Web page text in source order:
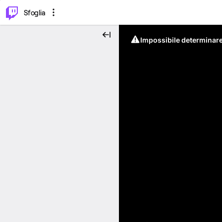
Sfoglia
Impossibile